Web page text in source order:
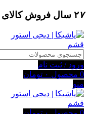
۲۷ سال فروش کالای
ورود / ثبت نام
0 محصول ۰ تومان
منو